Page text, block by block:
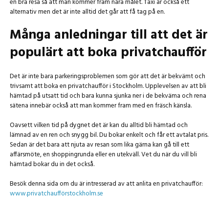
en bra resa så att man kommer fram nära målet. Taxi är också ett
alternativ men det är inte alltid det går att få tag på en.
Många anledningar till att det är
populärt att boka privatchaufför
Det är inte bara parkeringsproblemen som gör att det är bekvämt och
trivsamt att boka en privatchaufför i Stockholm. Upplevelsen av att bli
hämtad på utsatt tid och bara kunna sjunka ner i de bekväma och rena
sätena innebär också att man kommer fram med en fräsch känsla.
Oavsett vilken tid på dygnet det är kan du alltid bli hämtad och
lämnad av en ren och snygg bil. Du bokar enkelt och får ett avtalat pris.
Sedan är det bara att njuta av resan som lika gärna kan gå till ett
affärsmöte, en shoppingrunda eller en utekväll. Vet du när du vill bli
hämtad bokar du in det också.
Besök denna sida om du är intresserad av att anlita en privatchaufför:
www.privatchaufförstockholm.se